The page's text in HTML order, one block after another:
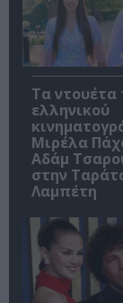
Τα ντουέτα
ελληνικού
Μιρέλα
Αδάμ
στην
Λαμπέτη